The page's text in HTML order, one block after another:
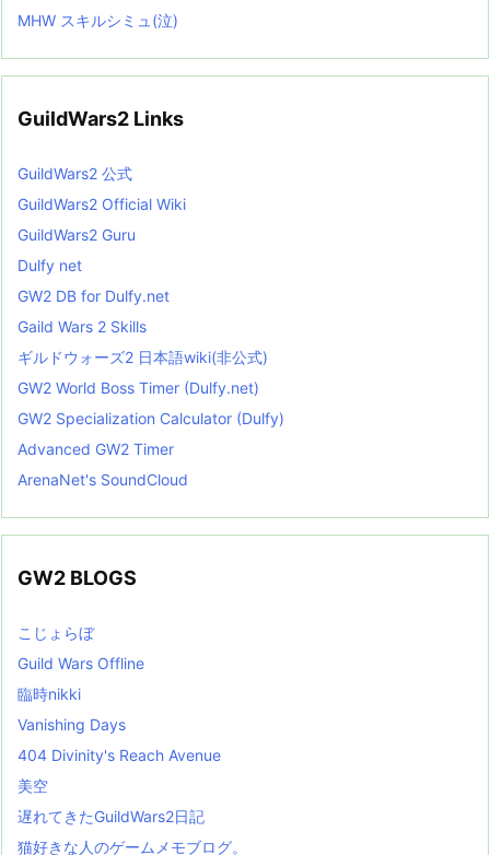
MHW スキルシミュ(泣)
GuildWars2 Links
GuildWars2 公式
GuildWars2 Official Wiki
GuildWars2 Guru
Dulfy net
GW2 DB for Dulfy.net
Gaild Wars 2 Skills
ギルドウォーズ2 日本語wiki(非公式)
GW2 World Boss Timer (Dulfy.net)
GW2 Specialization Calculator (Dulfy)
Advanced GW2 Timer
ArenaNet's SoundCloud
GW2 BLOGS
こじょらぼ
Guild Wars Offline
臨時nikki
Vanishing Days
404 Divinity's Reach Avenue
美空
遅れてきたGuildWars2日記
猫好きな人のゲームメモブログ。